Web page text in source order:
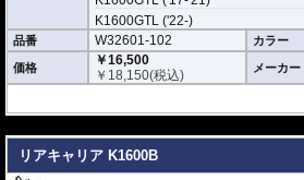
K1600GTL ('22-)
品番 W32601-102 カラー
価格
￥16,500
￥ 18,150(税込) メーカー
リアキャリア K1600B